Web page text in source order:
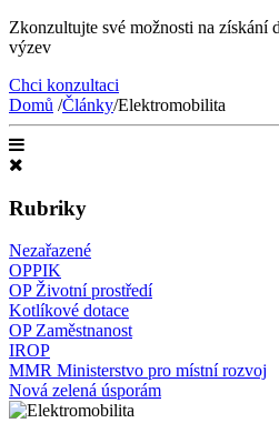
Zkonzultujte své možnosti na získání
výzev
Chci konzultaci
Domů /Články/Elektromobilita
Rubriky
Nezařazené
OPPIK
OP Životní prostředí
Kotlíkové dotace
OP Zaměstnanost
IROP
MMR Ministerstvo pro místní rozvoj
Nová zelená úsporám